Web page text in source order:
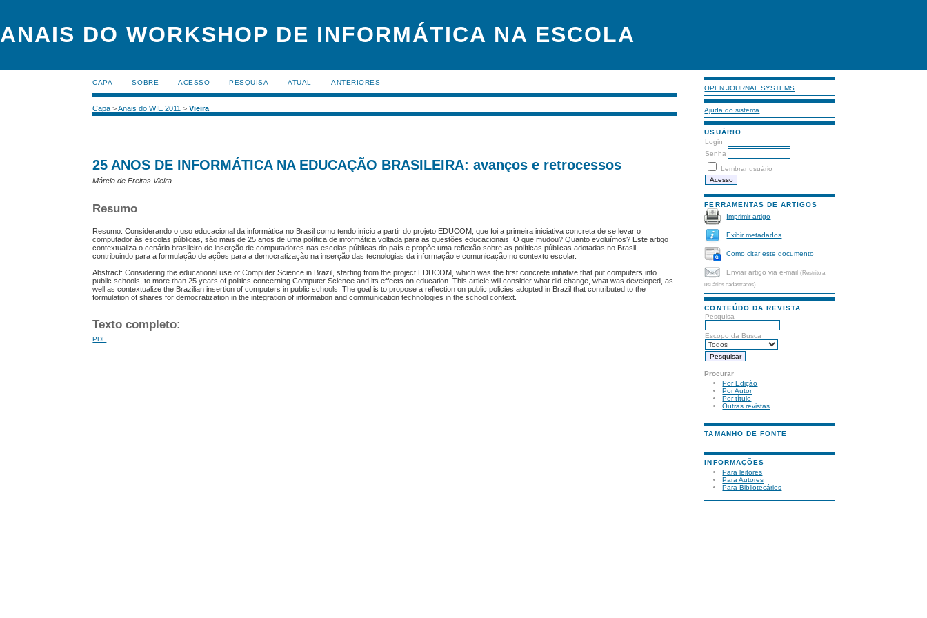
ANAIS DO WORKSHOP DE INFORMÁTICA NA ESCOLA
OPEN JOURNAL SYSTEMS
Ajuda do sistema
USUÁRIO
Login
Senha
Lembrar usuário
FERRAMENTAS DE ARTIGOS
Imprimir artigo
Exibir metadados
Como citar este documento
Enviar artigo via e-mail(Restrito a
usuários cadastrados)
CONTEÚDO DA REVISTA
Pesquisa
Escopo da Busca
Procurar
Por Edição
Por Autor
Por título
Outras revistas
TAMANHO DE FONTE
INFORMAÇÕES
Para leitores
Para Autores
Para Bibliotecários
CAPA SOBRE ACESSO PESQUISA ATUAL ANTERIORES
Capa >Anais do WIE 2011 >Vieira
25 ANOS DE INFORMÁTICA NA EDUCAÇÃO BRASILEIRA: avanços e retrocessos
Márcia de Freitas Vieira
Resumo
Resumo: Considerando o uso educacional da informática no Brasil como tendo início a partir do projeto EDUCOM, que foi a primeira iniciativa concreta de se levar o
computador às escolas públicas, são mais de 25 anos de uma política de informática voltada para as questões educacionais. O que mudou? Quanto evoluímos? Este artigo
contextualiza o cenário brasileiro de inserção de computadores nas escolas públicas do país e propõe uma reflexão sobre as políticas públicas adotadas no Brasil,
contribuindo para a formulação de ações para a democratização na inserção das tecnologias da informação e comunicação no contexto escolar.
Abstract: Considering the educational use of Computer Science in Brazil, starting from the project EDUCOM, which was the first concrete initiative that put computers into
public schools, to more than 25 years of politics concerning Computer Science and its effects on education. This article will consider what did change, what was developed, as
well as contextualize the Brazilian insertion of computers in public schools. The goal is to propose a reflection on public policies adopted in Brazil that contributed to the
formulation of shares for democratization in the integration of information and communication technologies in the school context.
Texto completo:
PDF